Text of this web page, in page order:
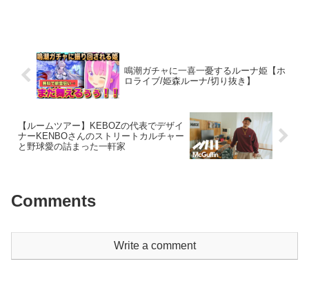
鳴潮ガチャに一喜一憂するルーナ姫【ホ
ロライブ/姫森ルーナ/切り抜き】
【ルームツアー】KEBOZの代表でデザイ
ナーKENBOさんのストリートカルチャー
と野球愛の詰まった一軒家
Comments
Write a comment